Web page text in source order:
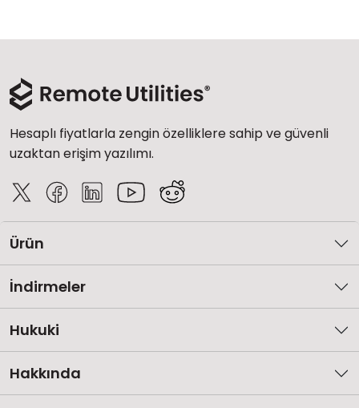
Hesaplı fiyatlarla zengin özelliklere sahip ve güvenli
uzaktan erişim yazılımı.
Ürün
İndirmeler
Hukuki
Hakkında